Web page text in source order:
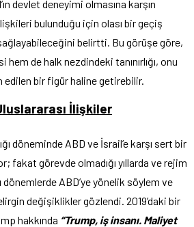
devlet deneyimi olmasına karşın
bulunduğu için olası bir geçiş
belirtti. Bu görüşe göre,
de halk nezdindeki tanınırlığı, onu
bir figür haline getirebilir.
İlişkiler
döneminde ABD ve İsrail’e karşı sert bir
fakat görevde olmadığı yıllarda ve rejim
ABD’ye yönelik söylem ve
değişiklikler gözlendi. 2019’daki bir
hakkında “Trump, iş insanı. Maliyet